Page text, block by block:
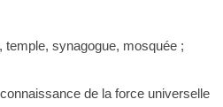
temple, synagogue, mosquée ;
de la force universelle